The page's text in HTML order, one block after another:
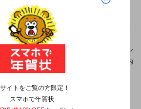
イトをご覧の方限定！
スマホで年賀状
クーポン！
アプリを開き、「平日限定割」のキャンペン
ーポンをコピーして、ご注文の際、「注文内
ンコードの入力」欄に入力してください。